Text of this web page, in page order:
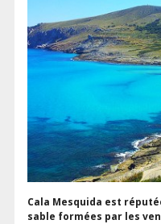
Cala Mesquida est
sable formées par les